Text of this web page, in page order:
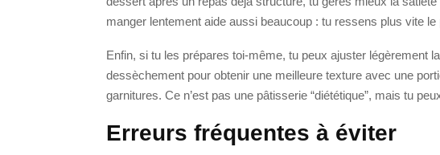
manger lentement aide aussi beaucoup : tu ressens plus vite le
Enfin, si tu les prépares toi-même, tu peux ajuster légèrement
dessèchement pour obtenir une meilleure texture avec une
garnitures. Ce n’est pas une pâtisserie “diététique”, mais tu
Erreurs fréquentes à éviter